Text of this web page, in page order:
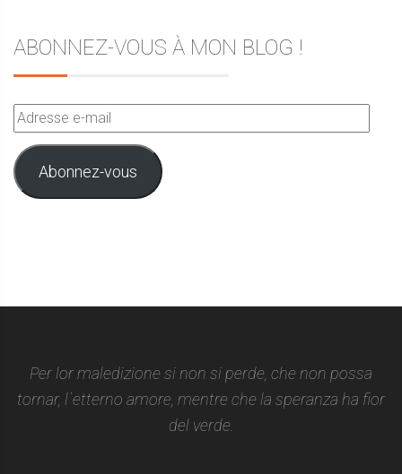
ABONNEZ-VOUS À MON BLOG !
Adresse
e-
mail
Abonnez-vous
Per lor maledizione si non si perde, che non possa
tornar, l`etterno amore, mentre che la speranza ha fior
del verde.